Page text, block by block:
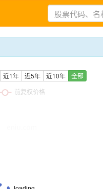
近1年 近5年 近10年 全部